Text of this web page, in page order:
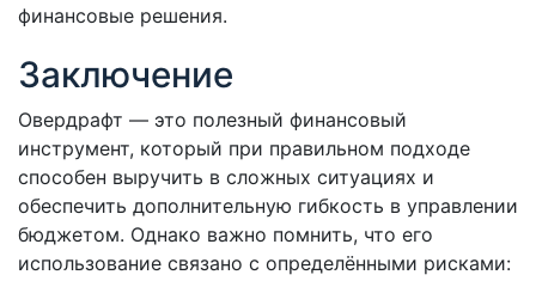
финансовые решения.
Заключение
Овердрафт — это полезный финансовый
инструмент, который при правильном подходе
способен выручить в сложных ситуациях и
обеспечить дополнительную гибкость в управлении
бюджетом. Однако важно помнить, что его
использование связано с определёнными рисками: